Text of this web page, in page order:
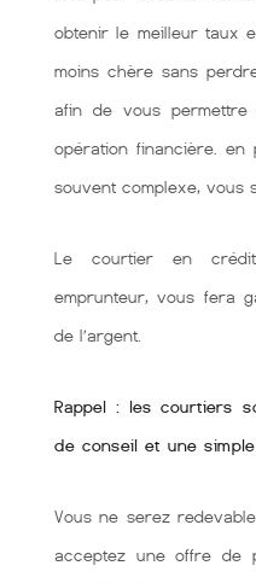
obtenir le meilleur taux
moins chère sans
afin de vous
opération financière. en
souvent complexe, vous
Le courtier en
emprunteur, vous fera
de l’argent.
Rappel : les courtiers
de conseil et une
Vous ne serez
acceptez une offre de